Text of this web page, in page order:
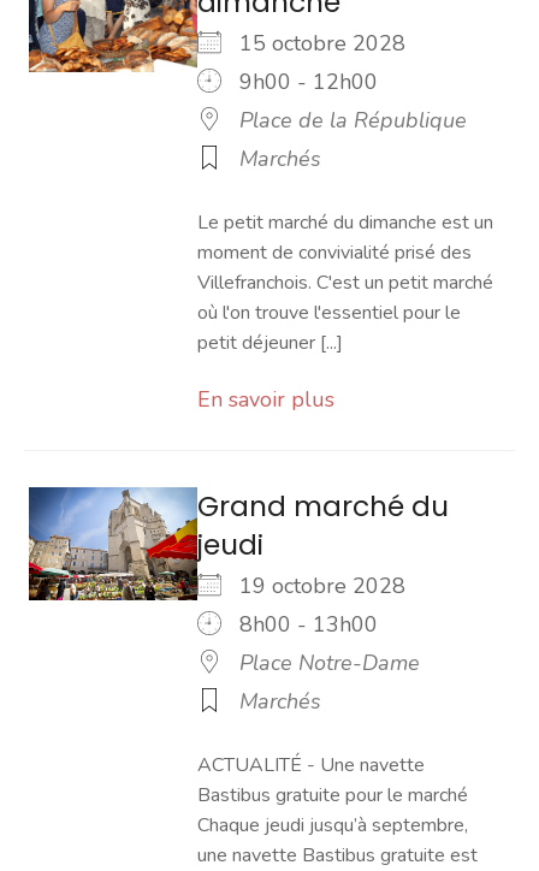
15 octobre 2028
9h00 - 12h00
Place de la République
Marchés
Le petit marché du dimanche est un
moment de convivialité prisé des
Villefranchois. C'est un petit marché
où l'on trouve l'essentiel pour le
petit déjeuner [...]
En savoir plus
Grand marché du
jeudi
19 octobre 2028
8h00 - 13h00
Place Notre-Dame
Marchés
ACTUALITÉ - Une navette
Bastibus gratuite pour le marché
Chaque jeudi jusqu’à septembre,
une navette Bastibus gratuite est